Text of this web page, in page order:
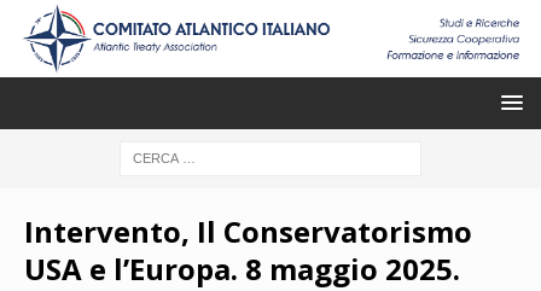
Intervento, Il Conservatorismo
USA e l’Europa. 8 maggio 2025.